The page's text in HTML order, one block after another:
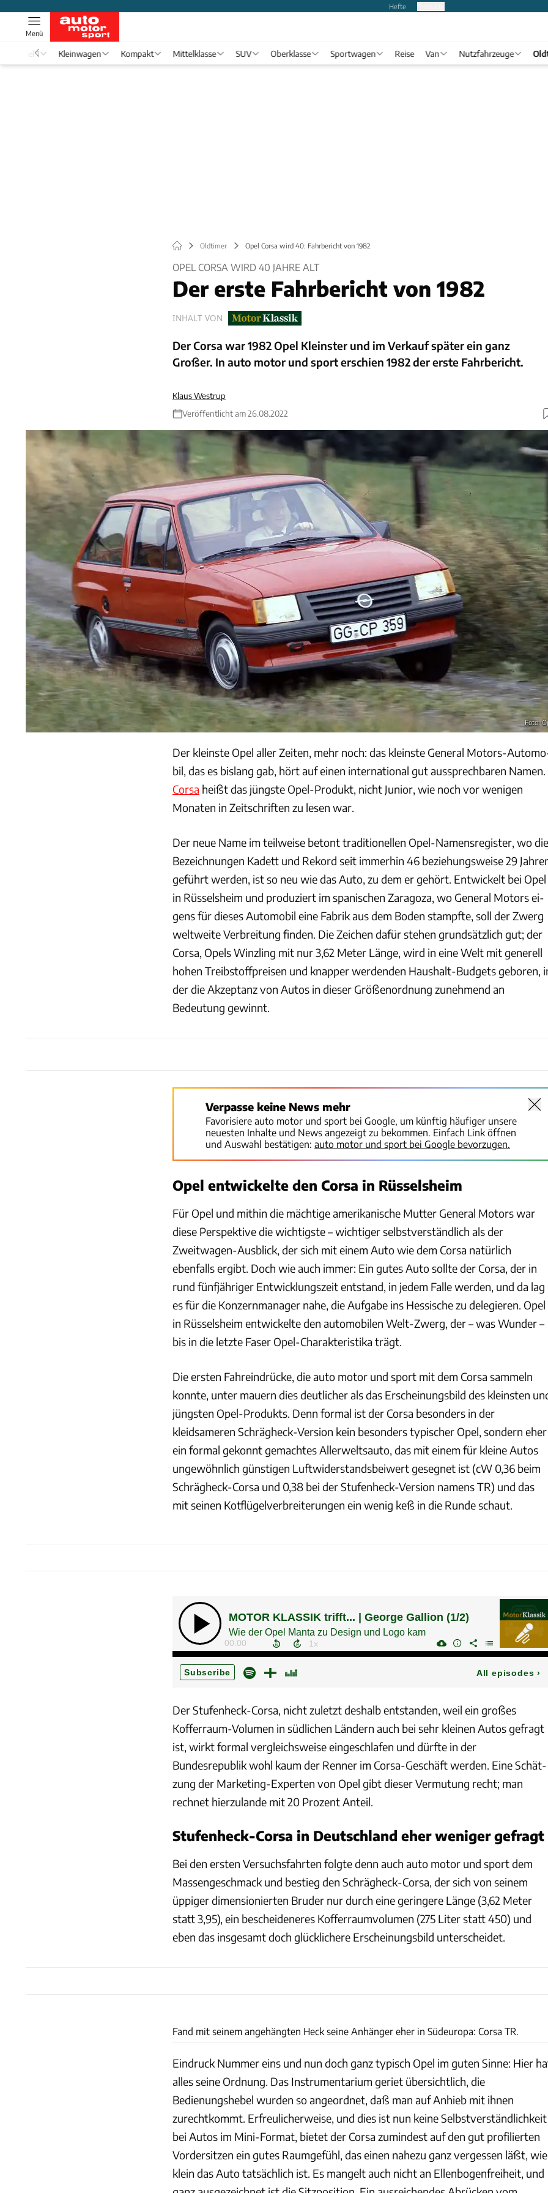
Hefte
Menü
Formel 1 Kleinwagen Kompakt Mittelklasse SUV Oberklasse Sportwagen Reise Van Nutzfahrzeuge
Oldtimer Opel Corsa wird 40: Fahrbericht von 1982
OPEL CORSA WIRD 40 JAHRE ALT
Der erste Fahrbericht von 1982
INHALT VON
Der Corsa war 1982 Opel Kleinster und im Verkauf später ein ganz
Großer. In auto motor und sport erschien 1982 der erste Fahrbericht.
Klaus Westrup
Veröffentlicht am 26.08.2022
Foto:
Der kleinste Opel aller Zeiten, mehr noch: das klein­ste General Motors-
bil, das es bislang gab, hört auf einen international gut aussprechbaren Namen.
Corsa heißt das jüngste Opel-Produkt, nicht Junior, wie noch vor wenigen
Monaten in Zeitschriften zu lesen war.
Der neue Name im teilweise betont traditionellen Opel-Namensregister, wo die
Bezeichnungen Kadett und Rekord seit immerhin 46 beziehungsweise 29
geführt werden, ist so neu wie das Auto, zu dem er gehört. Entwickelt bei Opel
in Rüsselsheim und produziert im spanischen Zaragoza, wo General Motors ei­
gens für dieses Automobil eine Fabrik aus dem Boden stampf­te, soll der Zwerg
weltweite Verbreitung finden. Die Zei­chen dafür stehen grundsätzlich gut; der
Corsa, Opels Winzling mit nur 3,62 Meter Länge, wird in eine Welt mit generell
hohen Treibstoffpreisen und knapper werdenden Haushalt-Budgets geboren,
der die Akzeptanz von Autos in dieser Größen­ordnung zunehmend an
Bedeutung gewinnt.
Verpasse keine News mehr
Favorisiere auto motor und sport bei Google, um künftig häufiger unsere
neuesten Inhalte und News angezeigt zu bekommen. Einfach Link öffnen
und Auswahl bestätigen: auto motor und sport bei Google bevorzugen.
Opel entwickelte den Corsa in Rüsselsheim
Für Opel und mithin die mächtige amerikanische Mutter Ge­neral Motors war
diese Per­spektive die wichtigste – wich­tiger selbstverständlich als der
Zweitwagen-Ausblick, der sich mit einem Auto wie dem Corsa natürlich
ebenfalls ergibt. Doch wie auch immer: Ein gutes Auto sollte der Corsa, der in
rund fünfjähriger Entwick­lungszeit entstand, in jedem Falle werden, und da lag
es für die Konzernmanager nahe, die Aufgabe ins Hessische zu delegieren. Opel
in Rüsselsheim entwickelte den automobilen Welt-Zwerg, der – was Wunder –
bis in die letzte Faser Opel-Charakteristika trägt.
Die ersten Fahreindrücke, die auto motor und sport mit dem Corsa sammeln
konnte, unter­ mauern dies deutlicher als das Erscheinungsbild des kleinsten
jüngsten Opel-Produkts. Denn formal ist der Corsa be­sonders in der
kleidsameren Schrägheck-Version kein be­sonders typischer Opel, sondern eher
ein formal gekonnt gemachtes Allerweltsauto, das mit einem für kleine Autos
ungewöhnlich günstigen Luftwi­derstandsbeiwert gesegnet ist (cW 0,36 beim
Schrägheck-Corsa und 0,38 bei der Stufen­heck-Version namens TR) und das
mit seinen Kotflügelver­breiterungen ein wenig keß in die Runde schaut.
Der Stufenheck-Corsa, nicht zuletzt deshalb entstanden, weil ein großes
Kofferraum-Volumen in südlichen Ländern auch bei sehr kleinen Autos gefragt
ist, wirkt formal vergleichs­weise eingeschlafen und dürfte in der
Bundesrepublik wohl kaum der Renner im Corsa-Geschäft werden. Eine Schät­
zung der Marketing-Experten von Opel gibt dieser Vermutung recht; man
rechnet hierzulande mit 20 Prozent Anteil.
Stufenheck-Corsa in Deutschland eher weniger gefragt
Bei den ersten Versuchsfahrten folgte denn auch auto motor und sport dem
Massengeschmack und bestieg den Schrägheck-Corsa, der sich von seinem
üppiger dimensionier­ten Bruder nur durch eine geringere Länge (3,62 Meter
statt 3,95), ein bescheideneres Kofferraumvolumen (275 Liter statt 450) und
eben das insgesamt doch glücklichere Er­scheinungsbild unterscheidet.
Fand mit seinem angehängten Heck seine Anhänger eher in Südeuropa: Corsa TR.
Eindruck Nummer eins und nun doch ganz typisch Opel im guten Sinne: Hier
alles seine Ordnung. Das Instrumentarium geriet übersichtlich, die
Bedienungshebel wurden so angeordnet, daß man auf Anhieb mit ihnen
zurechtkommt. Erfreulicherweise, und dies ist nun keine Selbstverständlich­keit
bei Autos im Mini-Format, bietet der Corsa zumindest auf den gut profilierten
Vordersitzen ein gutes Raumgefühl, das einen nahezu ganz vergessen läßt, wie
klein das Auto tat­sächlich ist. Es mangelt auch nicht an Ellenbogenfreiheit, und